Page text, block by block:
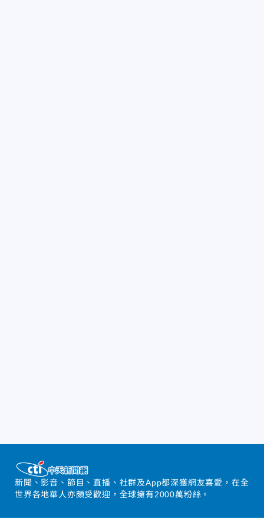
新聞、影音、節目、直播、社群及App都深獲網友喜愛，在全
世界各地華人亦頗受歡迎，全球擁有2000萬粉絲。